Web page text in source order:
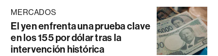
MERCADOS
El yen enfrenta una prueba clave
en los 155 por dólar tras la
intervención histórica